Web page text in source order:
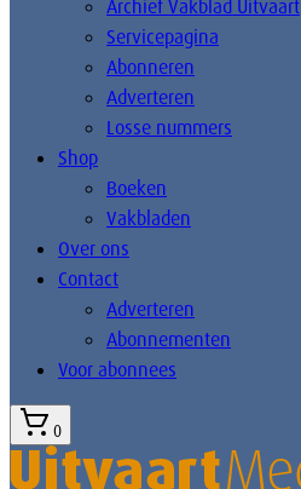
Archief Vakblad Uitvaart
Servicepagina
Abonneren
Adverteren
Losse nummers
Shop
Boeken
Vakbladen
Over ons
Contact
Adverteren
Abonnementen
Voor abonnees
0